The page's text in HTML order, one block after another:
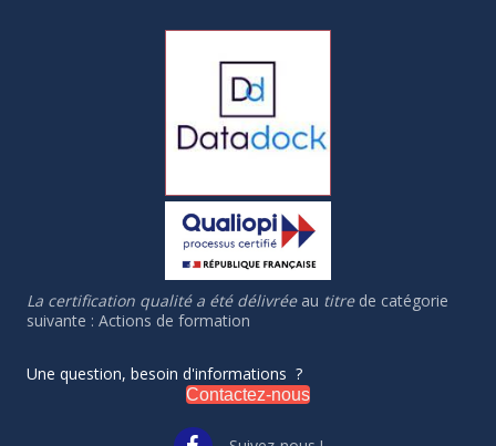
La certification qualité a été délivréeau titrede catégorie
suivante : Actions de formation
Une question, besoin d'informations ?
Contactez-nous